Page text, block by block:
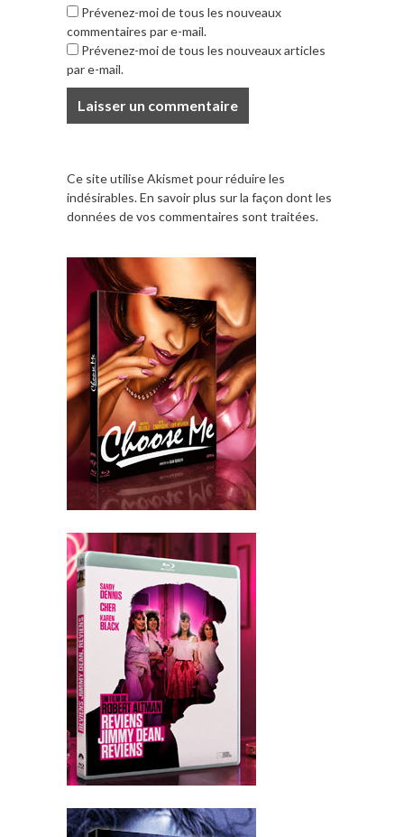
Prévenez-moi de tous les nouveaux
commentaires par e-mail.
Prévenez-moi de tous les nouveaux articles
par e-mail.
Ce site utilise Akismet pour réduire les
indésirables.En savoir plus sur la façon dont les
données de vos commentaires sont traitées.